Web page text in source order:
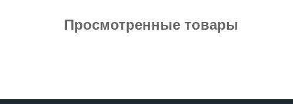
Просмотренные товары